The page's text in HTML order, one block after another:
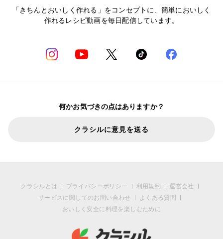
「きちんとおいしく作れる」をコンセプトに、簡単においしく
作れるレシピ動画を毎日配信しています。
何かお気づきの点はありますか？
クラシルに意見を送る
クラシルとは プライバシーポリシー 利用規約
運営会社
サービスに関してのお問い合わせ
よくある質問
おいしく安全に料理を楽しむために